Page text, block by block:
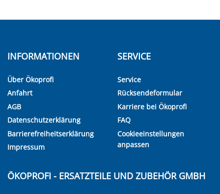
INFORMATIONEN
Über Ökoprofi
Anfahrt
AGB
Datenschutzerklärung
Barrierefreiheitserklärung
Impressum
SERVICE
Service
Rücksendeformular
Karriere bei Ökoprofi
FAQ
Cookieeinstellungen
anpassen
ÖKOPROFI - ERSATZTEILE UND ZUBEHÖR GMBH